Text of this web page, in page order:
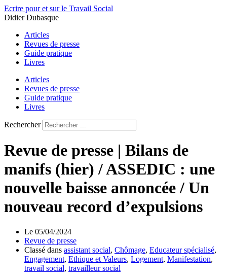
Aller
au
Ecrire pour et sur le Travail Social
Didier Dubasque
Articles
Revues de presse
Guide pratique
Livres
Articles
Revues de presse
Guide pratique
Livres
Rechercher
Revue de presse | Bilans de
manifs (hier) / ASSEDIC : une
nouvelle baisse annoncée / Un
nouveau record d’expulsions
Le 05/04/2024
Revue de presse
Classé dans assistant social, Chômage, Educateur spécialisé,
Engagement, Ethique et Valeurs, Logement, Manifestation,
travail social, travailleur social